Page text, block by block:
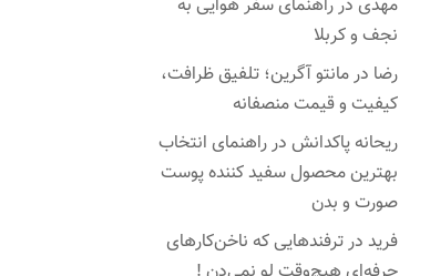
مهدی درراهنمای سفر هوایی به
نجف و کربلا
رضا درمانتو آگرین؛ تلفیق ظرافت،
کیفیت و قیمت منصفانه
ریحانه پاکدانش درراهنمای انتخاب
بهترین محصول سفید کننده پوست
صورت و بدن
فرید درترفندهایی که ناخن‌کارهای